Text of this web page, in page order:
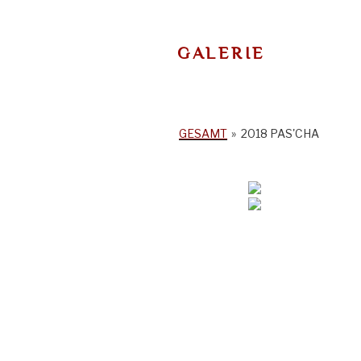
GALERIE
GESAMT » 2018 PAS'CHA